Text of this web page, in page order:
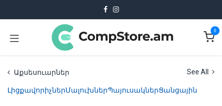
0
Աքսեսուարներ See All
ԼիցքավորիչներՄալուխներՊայուսակներՑանցային